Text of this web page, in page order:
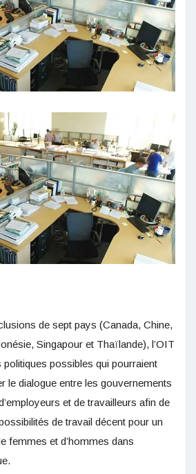
de sept pays (Canada, Chine,
Singapour et Thaïlande), l’OIT
possibles qui pourraient
le dialogue entre les gouvernements
et de travailleurs afin de
de travail décent pour un
femmes et d’hommes dans